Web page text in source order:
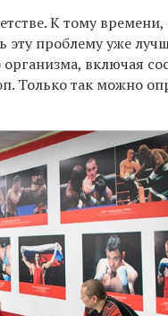
К тому времени,
эту проблему уже
включая
Только так можно